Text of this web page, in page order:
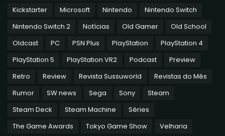
Kickstarter
Microsoft Nintendo
Nintendo Switch
Nintendo Switch 2
Notícias Old Gamer
Old School
Oldcast
PC PSN Plus PlayStation
PlayStation 4
PlayStation 5
PlayStation VR2 Podcast
Preview
Retro
Review Revista Sussuworld
Revistas do Mês
Rumor
SW news Sega Sony
Steam
Steam Deck
Steam Machine
Séries
The Game Awards
Tokyo Game Show
Velharia